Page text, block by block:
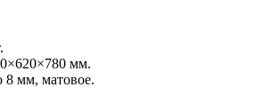
мм.
8 мм, матовое.